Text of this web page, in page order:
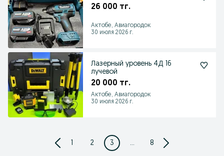
26 000 тг.
Актобе, Авиагородок
30 июля 2026 г.
Лазерный уровень 4Д 16
лучевой
20 000 тг.
Актобе, Авиагородок
30 июля 2026 г.
1 2 3 ... 8